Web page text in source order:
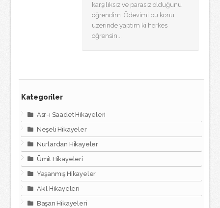
karşılıksız ve parasız olduğunu
öğrendim. Ödevimi bu konu
üzerinde yaptım ki herkes
öğrensin...
Kategoriler
Asr-ı Saadet Hikayeleri
Neşeli Hikayeler
Nurlardan Hikayeler
Ümit Hikayeleri
Yaşanmış Hikayeler
Akıl Hikayeleri
Başarı Hikayeleri